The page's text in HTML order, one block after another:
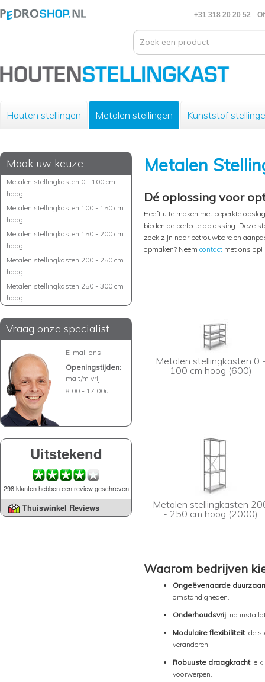
+31 318 20 20 52
Houten stellingen Metalen stellingen Kunststof
Maak uw keuze
Metalen stellingkasten 0 - 100 cm
hoog
Metalen stellingkasten 100 - 150 cm
hoog
Metalen stellingkasten 150 - 200 cm
hoog
Metalen stellingkasten 200 - 250 cm
hoog
Metalen stellingkasten 250 - 300 cm
hoog
Vraag onze specialist
E-mail ons
Openingstijden:
ma t/m vrij
8.00 - 17.00u
Uitstekend
298 klanten hebben een review geschreven
Thuiswinkel Reviews
Metalen
Dé oplossing voor
Heeft u te maken met beperkte
bieden de perfecte oplossing. Deze
zoek zijn naar betrouwbare en
opmaken? Neem contact met ons op!
Metalen stellingkasten 0
100 cm hoog (600)
Metalen stellingkasten
- 250 cm hoog (2000)
Waarom bedrijven
Ongeëvenaarde
omstandigheden.
Onderhoudsvrij: na
Modulaire flexibiliteit: de
veranderen.
Robuuste draagkracht:
voorwerpen.